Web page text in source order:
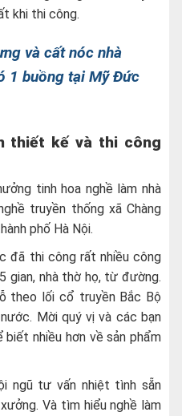
khi thi công.
và cất nóc nhà
1 buồng tại Mỹ Đức
thiết kế và thi công
tinh hoa nghề làm nhà
truyền thống xã Chàng
phố Hà Nội.
đã thi công rất nhiều công
gian, nhà thờ họ, từ đường.
theo lối cổ truyền Bắc Bộ
Mời quý vị và các bạn
biết nhiều hơn về sản phẩm
ngũ tư vấn nhiệt tình sẵn
Và tìm hiểu nghề làm